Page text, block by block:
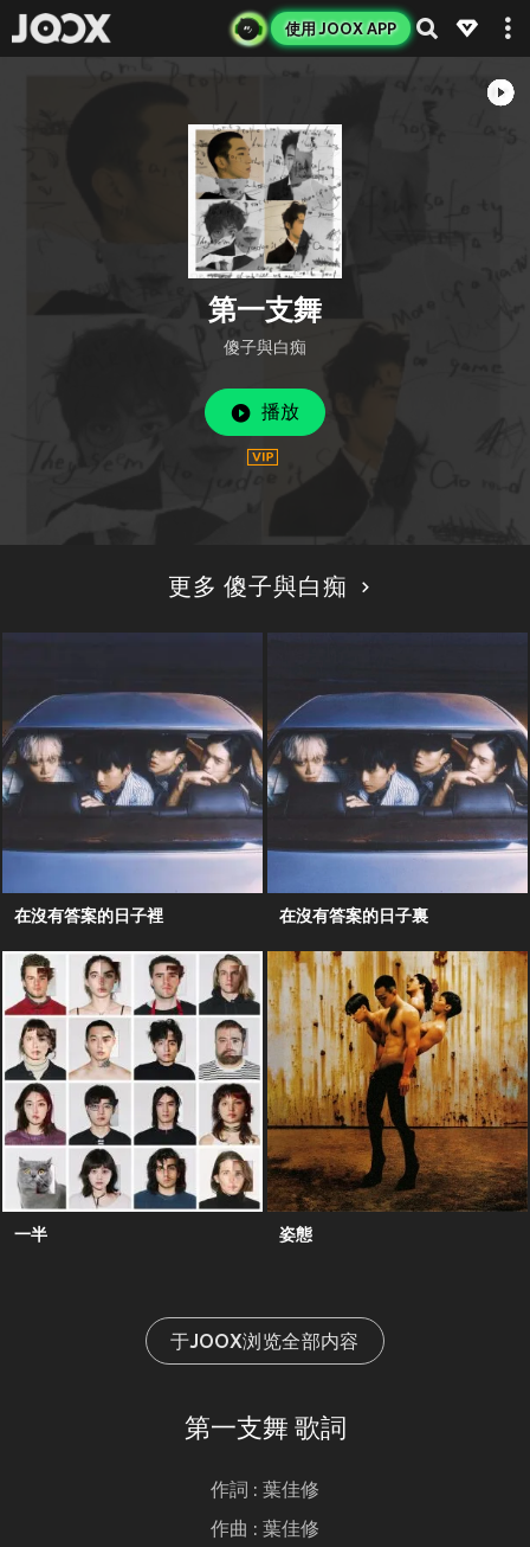
使用 JOOX APP
第一支舞
傻子與白痴
播放
更多 傻子與白痴
在沒有答案的日子裡 在沒有答案的日子裏
一半 姿態
于JOOX浏览全部内容
第一支舞 歌詞
作詞 : 葉佳修
作曲 : 葉佳修